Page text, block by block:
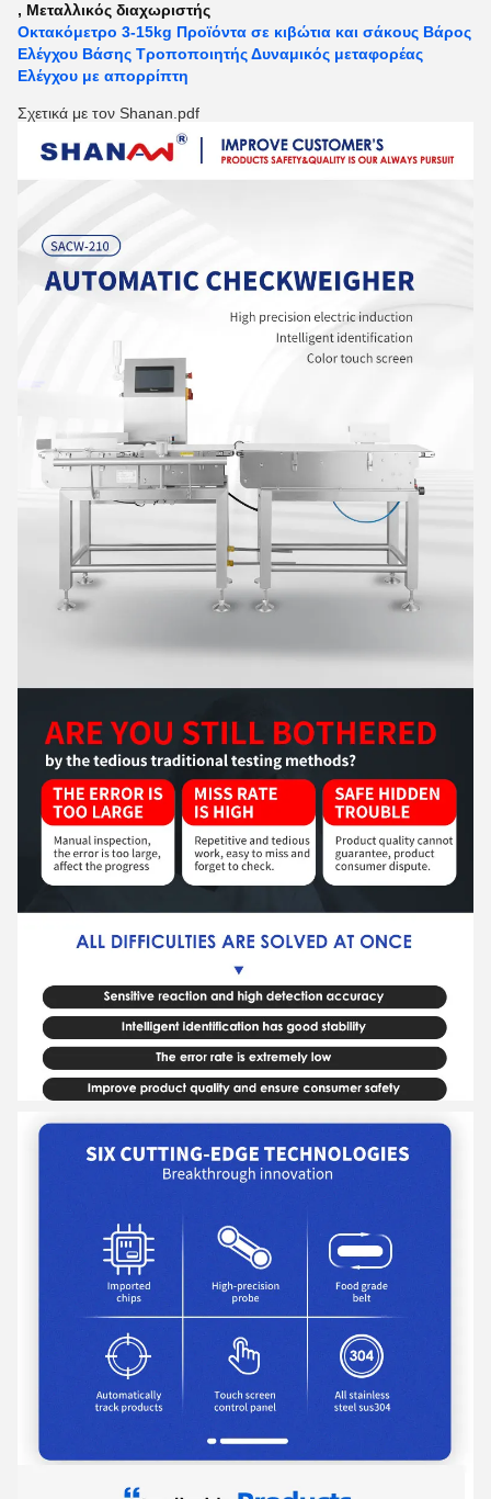
, Μεταλλικός διαχωριστής
Οκτακόμετρο 3-15kg Προϊόντα σε κιβώτια και σάκους Βάρος
Ελέγχου Βάσης Τροποποιητής Δυναμικός μεταφορέας
Ελέγχου με απορρίπτη
Σχετικά με τον Shanan.pdf